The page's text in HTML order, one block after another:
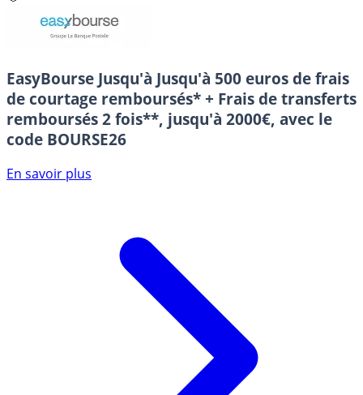
EasyBourse Jusqu'à Jusqu'à 500 euros de frais
de courtage remboursés* + Frais de transferts
remboursés 2 fois**, jusqu'à 2000€, avec le
code BOURSE26
En savoir plus